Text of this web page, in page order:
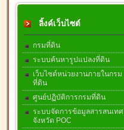
ลิ้งค์เว็บไซต์
กรมที่ดิน
ระบบค้นหารูปแปลงที่ดิน
เว็บไซต์หน่วยงานภายในกรม
ที่ดิน
ศูนย์ปฏิบัติการกรมที่ดิน
ระบบจัดการข้อมูลสารสนเทศ
จังหวัด POC